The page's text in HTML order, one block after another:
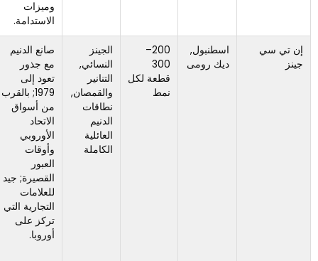
اسطنبول,
ديك رومى
200–
300
الجينز
النسائي,
التنانير
والقمصان,
صانع الدنيم
مع جذور
تعود إلى
1979; بالقرب
من أسواق
الاتحاد
الأوروبي
وأوقات
تكاليف
الوحدة عادة
ما تكون
أعلى من
العديد من
الموردين
من جنوب
آسيا
والصين;
أقل ملاءمة
لتحديد
المواقع ذات
السعر
المنخفض